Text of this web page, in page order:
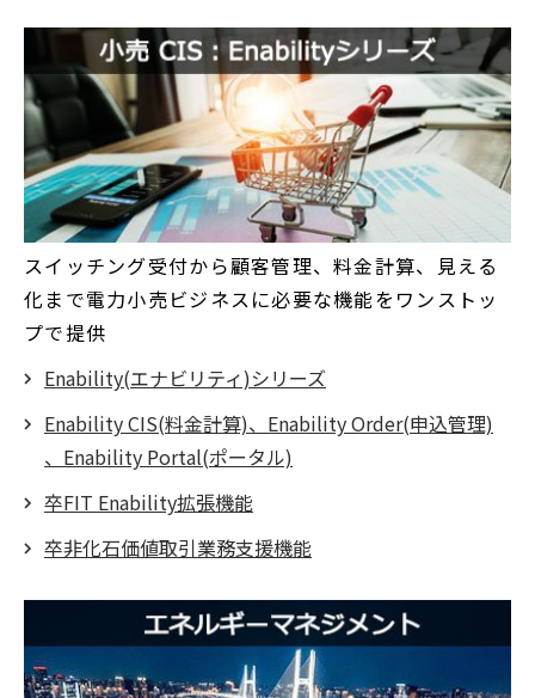
スイッチング受付から顧客管理、料金計算、見える
化まで電力小売ビジネスに必要な機能をワンストッ
プで提供
Enability(エナビリティ)シリーズ
Enability CIS(料金計算)、Enability Order(申込管理)
、Enability Portal(ポータル)
卒FIT Enability拡張機能
卒非化石価値取引業務支援機能